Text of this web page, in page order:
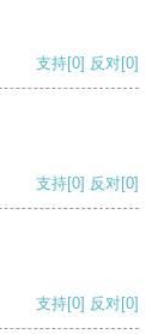
支持[0] 反对[0]
支持[0] 反对[0]
支持[0] 反对[0]